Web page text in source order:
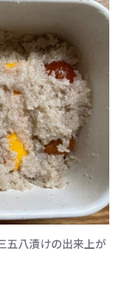
五八漬けの出来上が